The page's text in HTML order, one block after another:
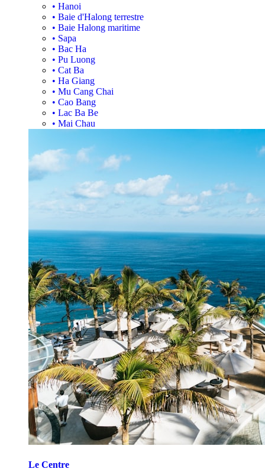
• Hanoi
• Baie d'Halong terrestre
• Baie Halong maritime
• Sapa
• Bac Ha
• Pu Luong
• Cat Ba
• Ha Giang
• Mu Cang Chai
• Cao Bang
• Lac Ba Be
• Mai Chau
Le Centre